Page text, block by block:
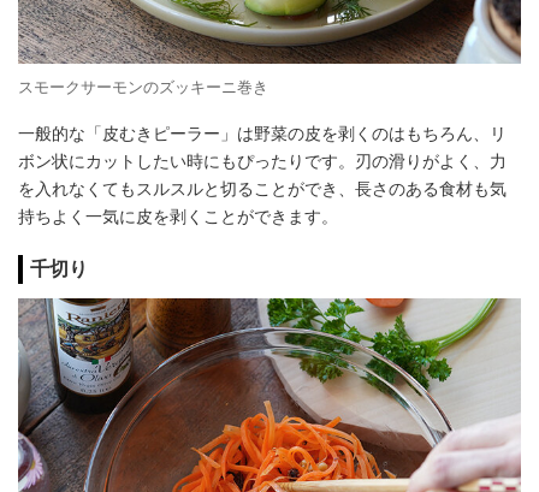
スモークサーモンのズッキーニ巻き
一般的な「皮むきピーラー」は野菜の皮を剥くのはもちろん、リ
ボン状にカットしたい時にもぴったりです。刃の滑りがよく、力
を入れなくてもスルスルと切ることができ、長さのある食材も気
持ちよく一気に皮を剥くことができます。
千切り